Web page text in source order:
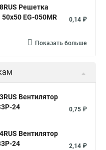
Решетка
EG-050MR
0,14 ₽
Показать больше
Вентилятор
24
0,75 ₽
Вентилятор
24
2,14 ₽